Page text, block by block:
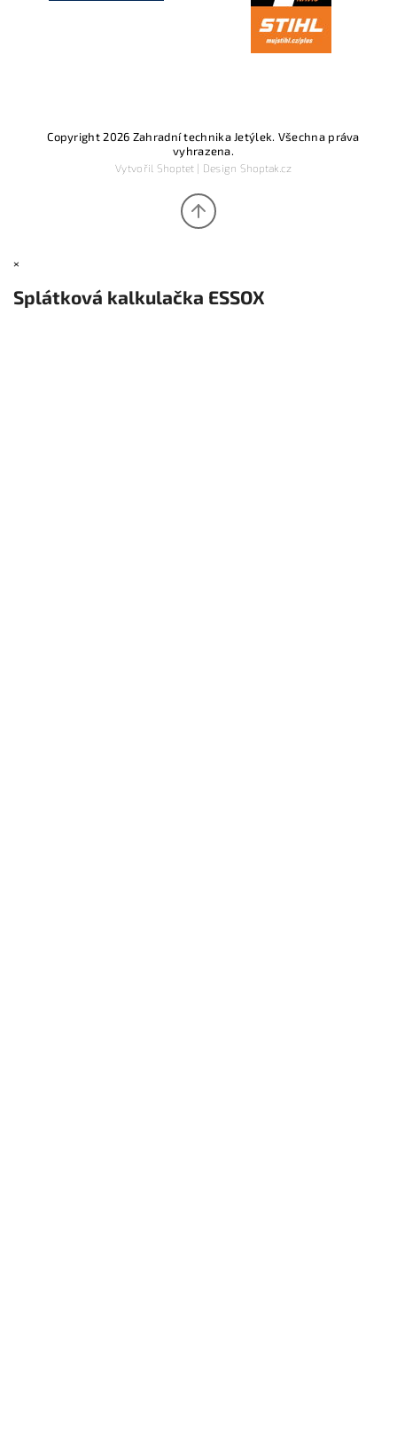
Copyright 2026 Zahradní technika Jetýlek. Všechna práva
vyhrazena.
Vytvořil Shoptet| Design Shoptak.cz
×
Splátková kalkulačka ESSOX